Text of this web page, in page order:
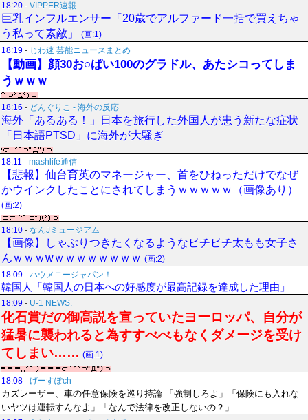
18:20 - VIPPER速報
巨乳インフルエンサー「20歳でアルファード一括で買えちゃ
う私って素敵」
(画:1)
18:19 - じわ速 芸能ニュースまとめ
【動画】顔30お○ぱい100のグラドル、あたシコってしま
うｗｗｗ
18:16 - どんぐりこ - 海外の反応
海外「あるある！」日本を旅行した外国人が患う新たな症状
「日本語PTSD」に海外が大騒ぎ
18:11 - mashlife通信
【悲報】仙台育英のマネージャー、首をひねっただけでなぜ
かウインクしたことにされてしまうｗｗｗｗｗ（画像あり）
(画:2)
18:10 - なんJミュージアム
【画像】しゃぶりつきたくなるようなピチピチ太もも女子さ
んｗｗｗwｗｗｗｗｗｗｗｗ (画:2)
18:09 - ハウメニージャパン！
韓国人「韓国人の日本への好感度が最高記録を達成した理由」
18:09 - U-1 NEWS.
化石賞だの御高説を宣っていたヨーロッパ、自分が
猛暑に襲われると為すすべべもなくダメージを受け
てしまい…… (画:1)
18:08 - げーすぽch
カズレーザー、車の任意保険を巡り持論 「強制しろよ」「保険にも入れな
いヤツは運転すんなよ」「なんで法律を改正しないの？」